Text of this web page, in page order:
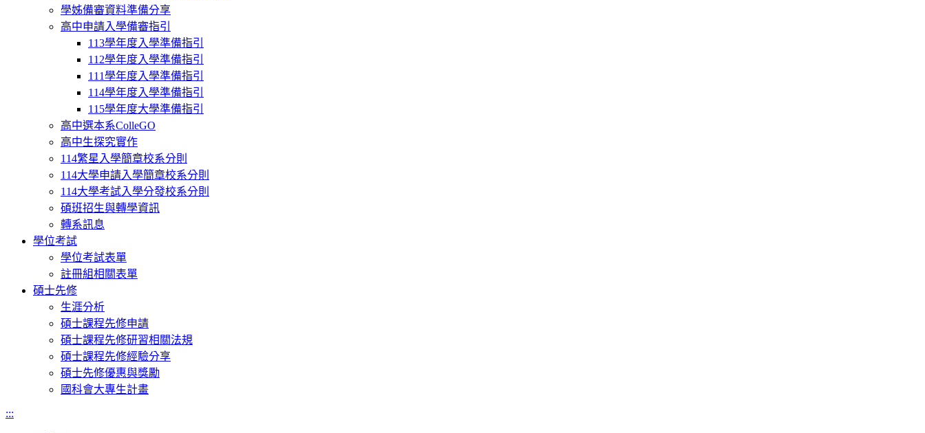
學姊備審資料準備分享
高中申請入學備審指引
113學年度入學準備指引
112學年度入學準備指引
111學年度入學準備指引
114學年度入學準備指引
115學年度大學準備指引
高中選本系ColleGO
高中生探究實作
114繁星入學簡章校系分則
114大學申請入學簡章校系分則
114大學考試入學分發校系分則
碩班招生與轉學資訊
轉系訊息
學位考試
學位考試表單
註冊組相關表單
碩士先修
生涯分析
碩士課程先修申請
碩士課程先修研習相關法規
碩士課程先修經驗分享
碩士先修優惠與獎勵
國科會大專生計畫
:::